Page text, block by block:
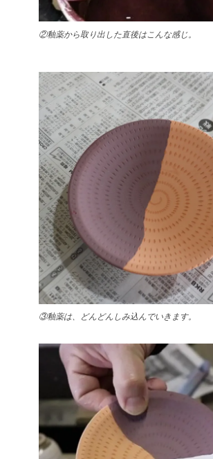
②釉薬から取り出した直後はこんな感じ。
③釉薬は、どんどんしみ込んでいきます。